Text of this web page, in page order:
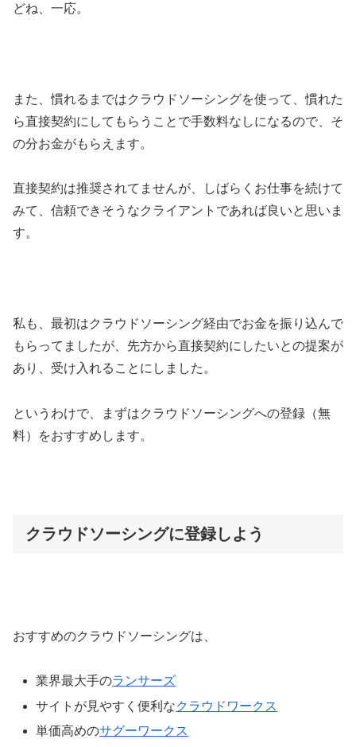
どね、一応。
また、慣れるまではクラウドソーシングを使って、慣れた
ら直接契約にしてもらうことで手数料なしになるので、そ
の分お金がもらえます。
直接契約は推奨されてませんが、しばらくお仕事を続けて
みて、信頼できそうなクライアントであれば良いと思いま
す。
私も、最初はクラウドソーシング経由でお金を振り込んで
もらってましたが、先方から直接契約にしたいとの提案が
あり、受け入れることにしました。
というわけで、まずはクラウドソーシングへの登録（無
料）をおすすめします。
クラウドソーシングに登録しよう
おすすめのクラウドソーシングは、
業界最大手のランサーズ
サイトが見やすく便利なクラウドワークス
単価高めのサグーワークス